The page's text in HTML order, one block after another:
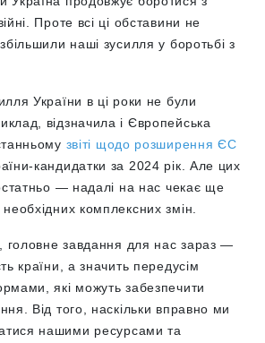
Проте всі ці обставини не
наші зусилля у боротьбі з
України в ці роки не були
відзначила і Європейська
звіті щодо розширення ЄС
кандидатки за 2024 рік. Але цих
— надалі на нас чекає ще
комплексних змін.
головне завдання для нас зараз —
країни, а значить передусім
які можуть забезпечити
Від того, наскільки вправно ми
нашими ресурсами та